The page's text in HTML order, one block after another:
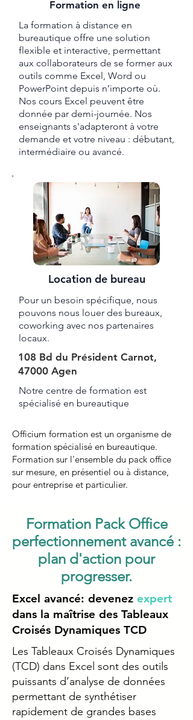
Formation en ligne
La formation à distance en
bureautique offre une solution
flexible et interactive, permettant
aux collaborateurs de se former aux
outils comme Excel, Word ou
PowerPoint depuis n’importe où.
Nos cours Excel peuvent être
donnée par demi-journée. Nos
enseignants s'adapteront à votre
demande et votre niveau : débutant,
intermédiaire ou avancé.
Location de bureau
Pour un besoin spécifique, nous
pouvons nous louer des bureaux,
coworking avec nos partenaires
locaux.
108 Bd du Président Carnot,
47000 Agen
Notre centre de formation est
spécialisé en bureautique ​​​
Officium formation est un organisme de
formation spécialisé en bureautique.
Formation sur l'ensemble du pack office
sur mesure, en présentiel ou à distance,
pour entreprise et particulier.
Formation Pack Office
perfectionnement avancé :
plan d'action pour
progresser.
Excel avancé: devenez expert
dans la maîtrise des Tableaux
Croisés Dynamiques TCD
Les Tableaux Croisés Dynamiques
(TCD) dans Excel sont des outils
puissants d’analyse de données
permettant de synthétiser
rapidement de grandes bases